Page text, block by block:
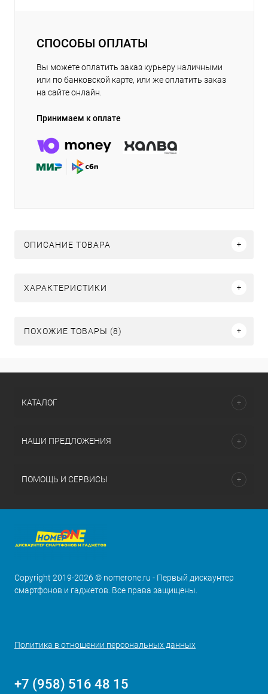
СПОСОБЫ ОПЛАТЫ
Вы можете оплатить заказ курьеру наличными
или по банковской карте, или же оплатить заказ
на сайте онлайн.
Принимаем к оплате
ОПИСАНИЕ ТОВАРА
ХАРАКТЕРИСТИКИ
ПОХОЖИЕ ТОВАРЫ (8)
КАТАЛОГ
НАШИ ПРЕДЛОЖЕНИЯ
ПОМОЩЬ И СЕРВИСЫ
Copyright 2019-2026 © nomerone.ru - Первый дискаунтер
смартфонов и гаджетов. Все права защищены.
Политика в отношении персональных данных
+7 (958) 516 48 15